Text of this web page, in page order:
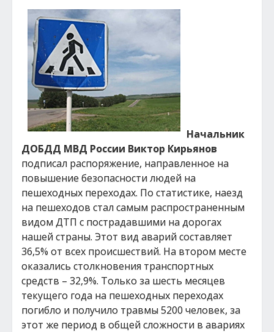
Начальник
ДОБДД МВД России Виктор Кирьянов
подписал распоряжение, направленное на
повышение безопасности людей на
пешеходных переходах. По статистике, наезд
на пешеходов стал самым распространенным
видом ДТП с пострадавшими на дорогах
нашей страны. Этот вид аварий составляет
36,5% от всех происшествий. На втором месте
оказались столкновения транспортных
средств – 32,9%. Только за шесть месяцев
текущего года на пешеходных переходах
погибло и получило травмы 5200 человек, за
этот же период в общей сложности в авариях